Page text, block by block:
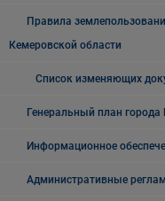
Правила
Кемеровской области
Список изменяющих
Генеральный план
Информационное
Административные